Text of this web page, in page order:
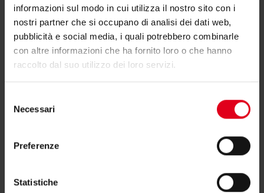
informazioni sul modo in cui utilizza il nostro sito con i
nostri partner che si occupano di analisi dei dati web,
pubblicità e social media, i quali potrebbero combinarle
con altre informazioni che ha fornito loro o che hanno
raccolto dal suo utilizzo dei loro servizi.
delNecessari
Preferenze
Statistiche
Hai bisogno di supporto per R460PF?
Se hai bisogno di ulteriori informazioni contatta il
consulente tecnico o commerciale di zona.
Trova il consulente di zona